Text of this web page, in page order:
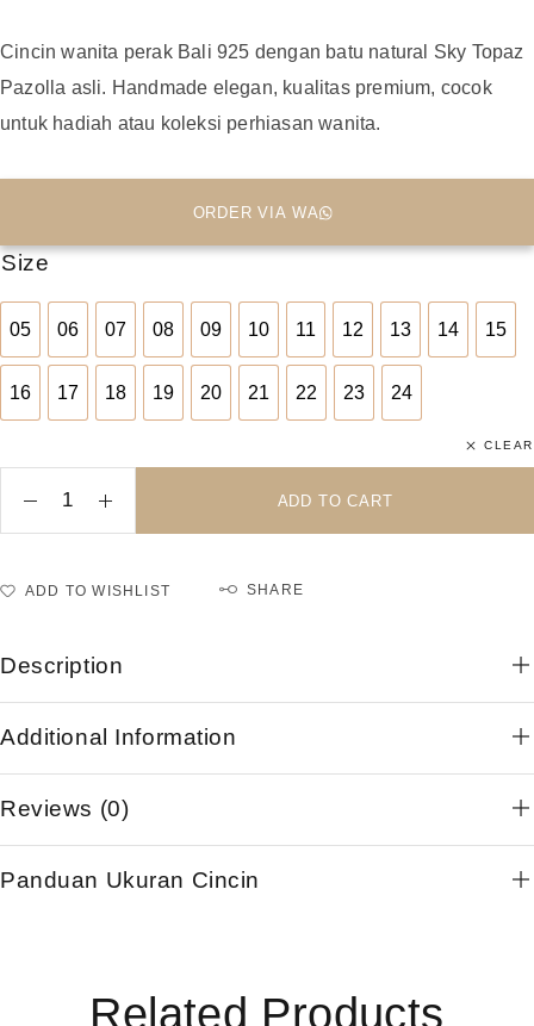
Cincin wanita perak Bali 925 dengan batu natural Sky Topaz
Pazolla asli. Handmade elegan, kualitas premium, cocok
untuk hadiah atau koleksi perhiasan wanita.
ORDER VIA WA
Size
05
05
06
06
07
07
08
08
09
09
10
10
11
11
12
12
13
13
14
14
15
15
16
16
17
17
18
18
19
19
20
20
21
21
22
22
23
23
24
24
CLEAR
ADD TO CART
ADD TO WISHLIST SHARE
Description
Additional Information
Reviews (0)
Panduan Ukuran Cincin
Related Products